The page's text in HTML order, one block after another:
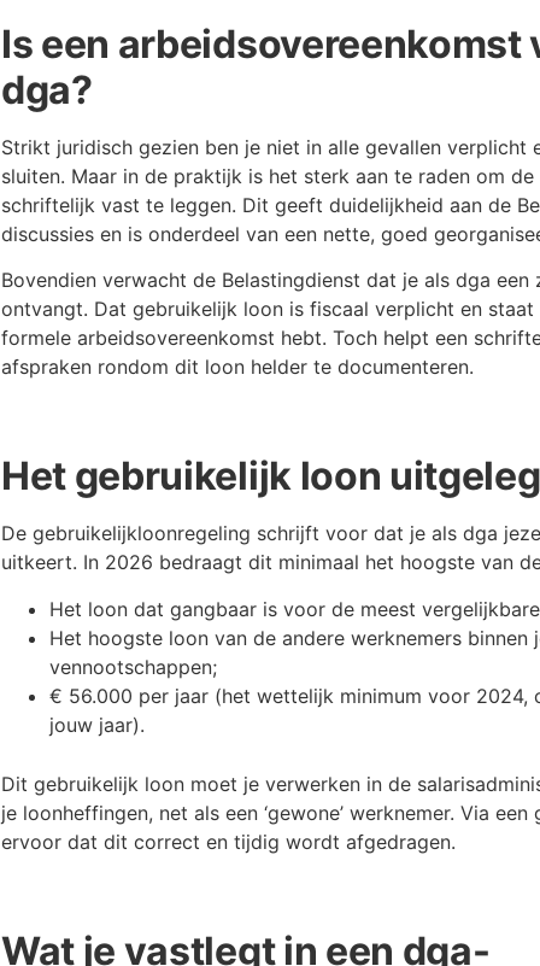
Is een arbeidsovereenkomst
dga?
Strikt juridisch gezien ben je niet in alle gevallen verplicht
sluiten. Maar in de praktijk is het sterk aan te raden om
schriftelijk vast te leggen. Dit geeft duidelijkheid aan de
discussies en is onderdeel van een nette, goed
Bovendien verwacht de Belastingdienst dat je als dga
ontvangt. Dat gebruikelijk loon is fiscaal verplicht en
formele arbeidsovereenkomst hebt. Toch helpt een
afspraken rondom dit loon helder te documenteren.
Het gebruikelijk loon
De gebruikelijkloonregeling schrijft voor dat je als dga
uitkeert. In 2026 bedraagt dit minimaal het hoogste van
Het loon dat gangbaar is voor de meest
Het hoogste loon van de andere werknemers
vennootschappen;
€ 56.000 per jaar (het wettelijk minimum voor 2024,
jouw jaar).
Dit gebruikelijk loon moet je verwerken in de
je loonheffingen, net als een ‘gewone’ werknemer. Via een
ervoor dat dit correct en tijdig wordt afgedragen.
Wat je vastlegt in een dga-